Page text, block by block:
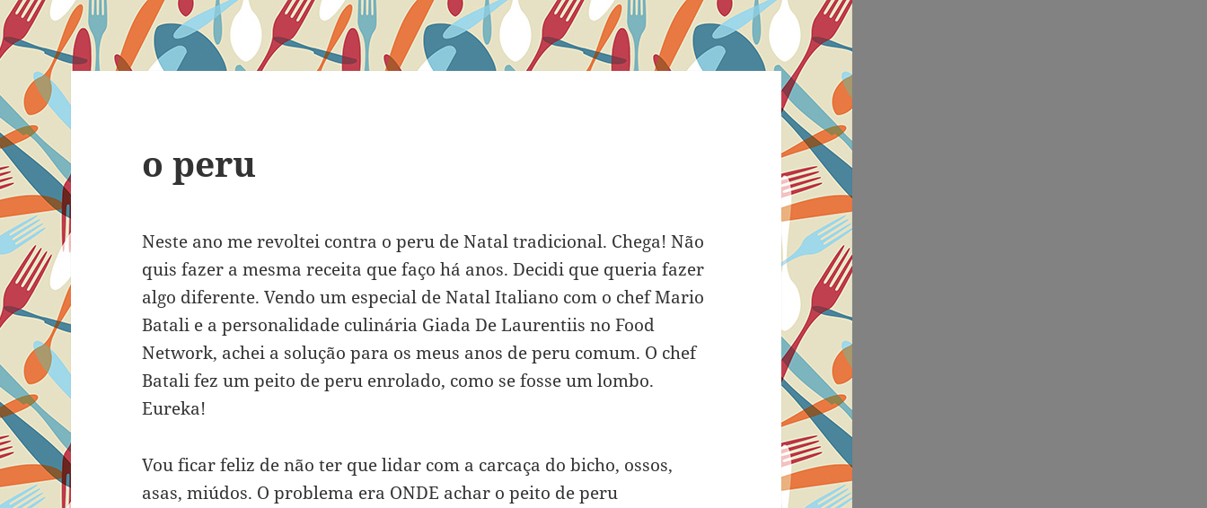
o peru
Neste ano me revoltei contra o peru de Natal tradicional. Chega! Não
quis fazer a mesma receita que faço há anos. Decidi que queria fazer
algo diferente. Vendo um especial de Natal Italiano com o chef Mario
Batali e a personalidade culinária Giada De Laurentiis no Food
Network, achei a solução para os meus anos de peru comum. O chef
Batali fez um peito de peru enrolado, como se fosse um lombo.
Eureka!
Vou ficar feliz de não ter que lidar com a carcaça do bicho, ossos,
asas, miúdos. O problema era ONDE achar o peito de peru